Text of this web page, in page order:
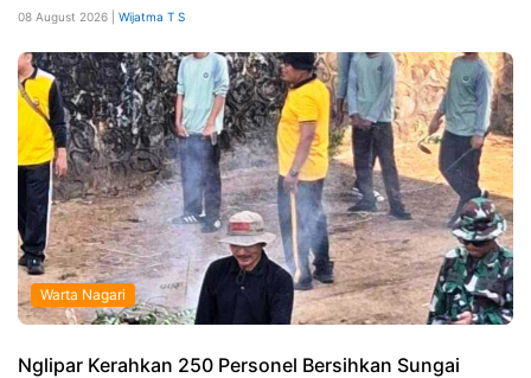
08 August 2026 | Wijatma T S
Warta Nagari
Nglipar Kerahkan 250 Personel Bersihkan Sungai